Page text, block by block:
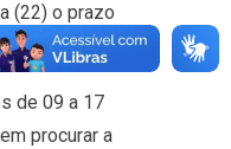
(22) o prazo
de 09 a 17
procurar a